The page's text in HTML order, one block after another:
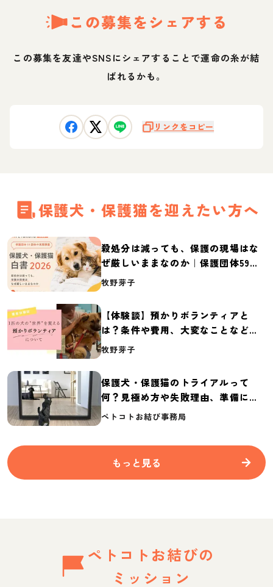
この募集をシェアする
この募集を友達やSNSにシェアすることで運命の糸が結
ばれるかも。
リンクをコピー
保護犬・保護猫を迎えたい方へ
殺処分は減っても、保護の現場はな
ぜ厳しいままなのか｜保護団体59団
体の実態調査【保護犬・保護猫白書
牧野芽子
【体験談】預かりボランティアと
は？条件や費用、大変なことなど紹
介
牧野芽子
保護犬・保護猫のトライアルって
何？見極め方や失敗理由、準備に必
要なものを紹介
ペトコトお結び事務局
もっと見る
ペトコトお結びの
ミッション